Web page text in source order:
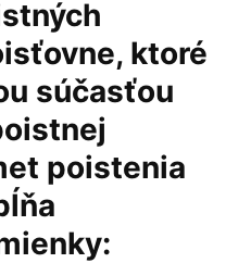
ktoré
súčasťou
poistenia